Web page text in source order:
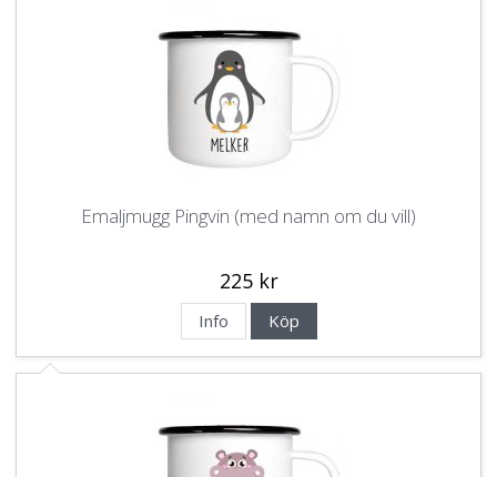
Emaljmugg Pingvin (med namn om du vill)
225 kr
Info Köp